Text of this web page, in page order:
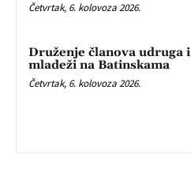
Četvrtak, 6. kolovoza 2026.
Druženje članova udruga i
mladeži na Batinskama
Četvrtak, 6. kolovoza 2026.